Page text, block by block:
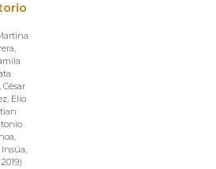
,
César
, Elio
,
Insúa,
2019)